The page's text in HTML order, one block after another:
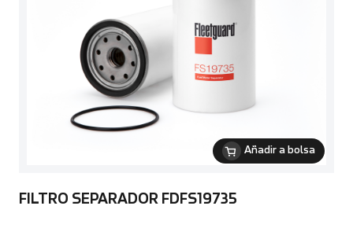
Añadir a bolsa
FILTRO SEPARADOR FDFS19735